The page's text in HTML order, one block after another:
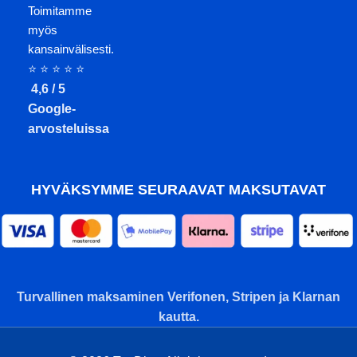
Toimitamme
myös
kansainvälisesti.
⭐ ⭐ ⭐ ⭐ ⭐
4,6 / 5
Google-
arvosteluissa
HYVÄKSYMME SEURAAVAT MAKSUTAVAT
Turvallinen maksaminen Verifonen, Stripen ja Klarnan
kautta.